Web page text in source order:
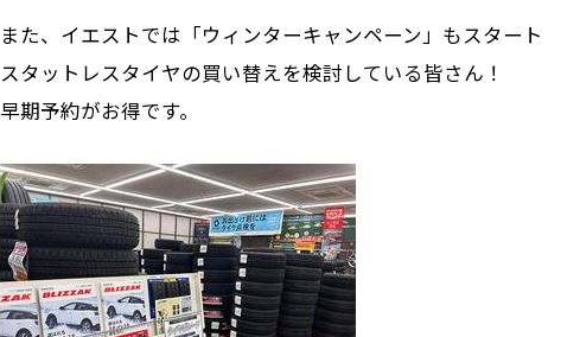
また、イエストでは「ウィンターキャンペーン」もスタート
スタットレスタイヤの買い替えを検討している皆さん！
早期予約がお得です。